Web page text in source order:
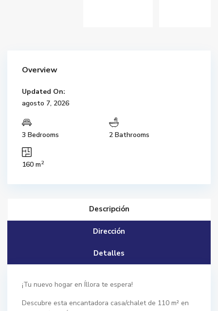
Overview
Updated On:
agosto 7, 2026
3 Bedrooms 2 Bathrooms
160 m2
Descripción
Dirección
Detalles
¡Tu nuevo hogar en Íllora te espera!
Descubre esta encantadora casa/chalet de 110 m² en